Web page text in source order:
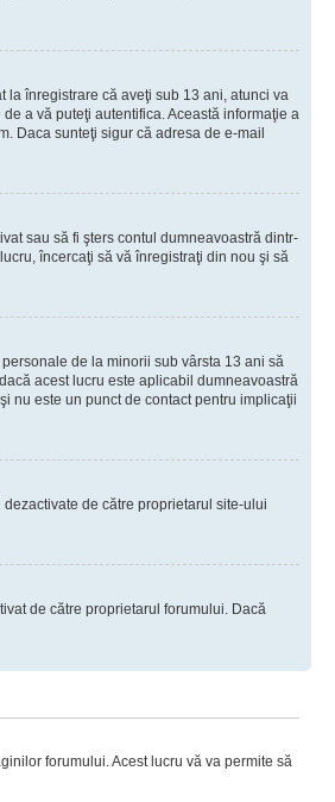
la înregistrare că aveţi sub 13 ani, atunci va
a vă puteţi autentifica. Această informaţie a
Daca sunteţi sigur că adresa de e-mail
sau să fi şters contul dumneavoastră dintr-
încercaţi să vă înregistraţi din nou şi să
de la minorii sub vârsta 13 ani să
acest lucru este aplicabil dumneavoastră
nu este un punct de contact pentru implicaţii
de către proprietarul site-ului
de către proprietarul forumului. Dacă
forumului. Acest lucru vă va permite să